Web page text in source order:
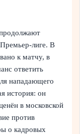
В
к матчу, в
ответить
нападающего
история: он
в московской
против
о кадровых